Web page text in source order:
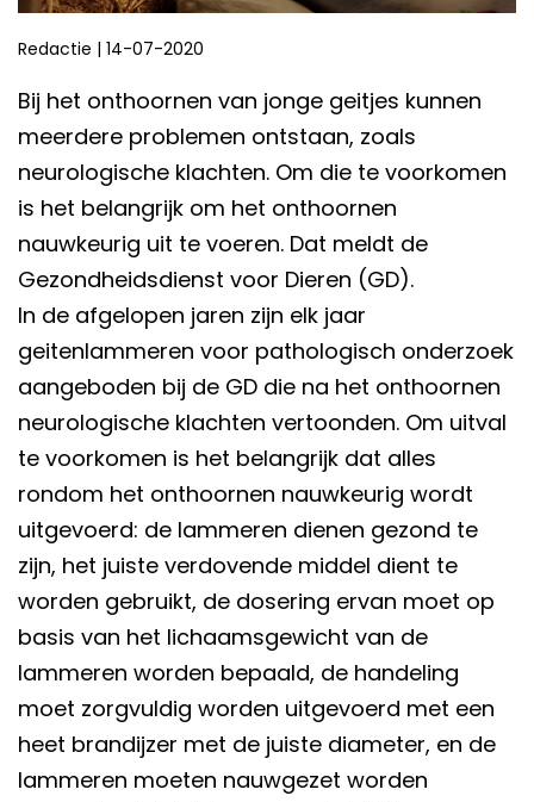
Redactie | 14-07-2020
Bij het onthoornen van jonge geitjes kunnen
meerdere problemen ontstaan, zoals
neurologische klachten. Om die te voorkomen
is het belangrijk om het onthoornen
nauwkeurig uit te voeren. Dat meldt de
Gezondheidsdienst voor Dieren (GD).
In de afgelopen jaren zijn elk jaar
geitenlammeren voor pathologisch onderzoek
aangeboden bij de GD die na het onthoornen
neurologische klachten vertoonden. Om uitval
te voorkomen is het belangrijk dat alles
rondom het onthoornen nauwkeurig wordt
uitgevoerd: de lammeren dienen gezond te
zijn, het juiste verdovende middel dient te
worden gebruikt, de dosering ervan moet op
basis van het lichaamsgewicht van de
lammeren worden bepaald, de handeling
moet zorgvuldig worden uitgevoerd met een
heet brandijzer met de juiste diameter, en de
lammeren moeten nauwgezet worden